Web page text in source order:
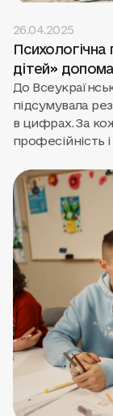
26.04.2025
дітей»
До
підсумувала
в цифрах. За
професійність
донорів і всіх